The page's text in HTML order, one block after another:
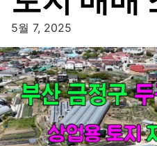
5월 7, 2025